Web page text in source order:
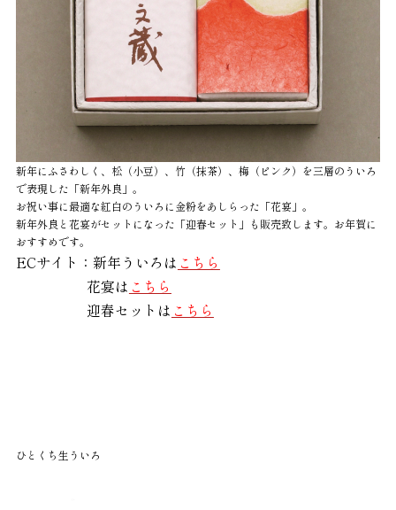
新年にふさわしく、松（小豆）、竹（抹茶）、梅（ピンク）を三層のういろ
で表現した「新年外良」。
お祝い事に最適な紅白のういろに金粉をあしらった「花宴」。
新年外良と花宴がセットになった「迎春セット」も販売致します。お年賀に
おすすめです。
ECサイト：新年ういろは こちら
花宴は こちら
迎春セットは こちら
ひとくち生ういろ